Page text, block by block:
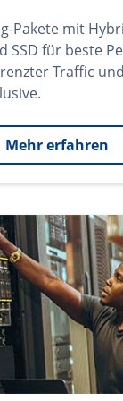
Pakete mit
SSD für beste
Traffic
Mehr erfahren